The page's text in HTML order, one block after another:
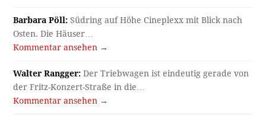
Barbara Pöll: Südring auf Höhe Cineplexx mit Blick nach
Osten. Die Häuser…
Kommentar ansehen →
Walter Rangger: Der Triebwagen ist eindeutig gerade von
der Fritz-Konzert-Straße in die…
Kommentar ansehen →